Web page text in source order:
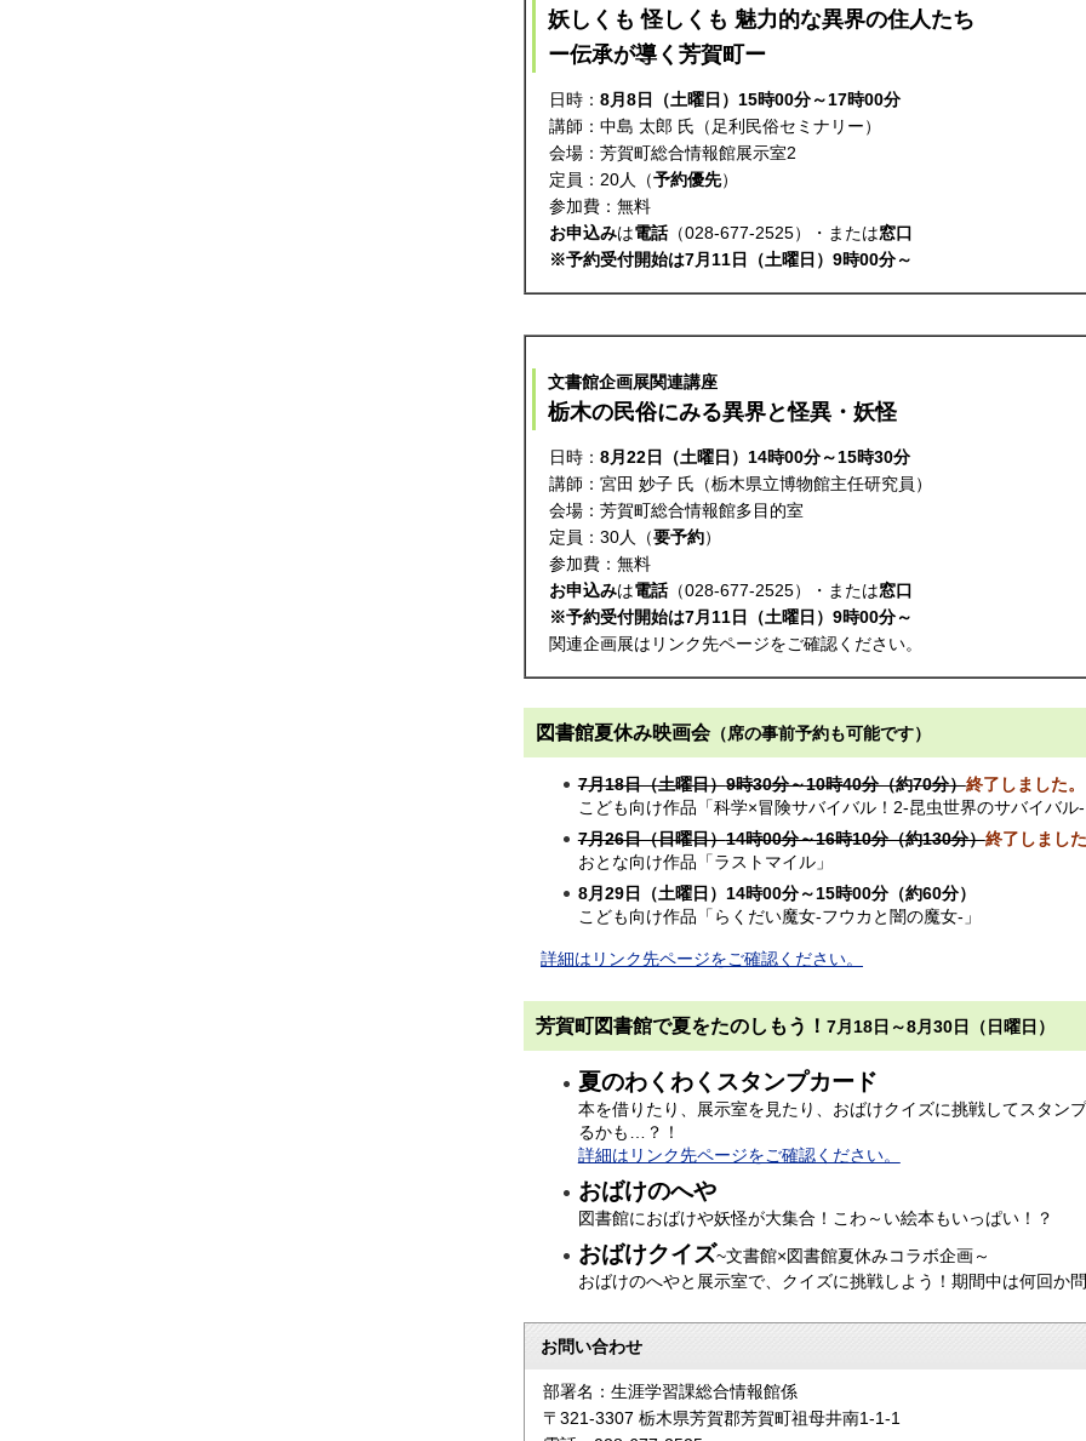
妖しくも 怪しくも 魅力的な異界の住人たち
ー伝承が導く芳賀町ー
日時： 8月8日（土曜日）15時00分～17時00分
講師：中島 太郎 氏（足利民俗セミナリー）
会場：芳賀町総合情報館展示室2
定員：20人（予約優先）
参加費：無料
お申込みは電話（028-677-2525）・または窓口
※予約受付開始は7月11日（土曜日）9時00分～
文書館企画展関連講座
栃木の民俗にみる異界と怪異・妖怪
日時： 8月22日（土曜日）14時00分～15時30分
講師：宮田 妙子 氏（栃木県立博物館主任研究員）
会場：芳賀町総合情報館多目的室
定員：30人（要予約）
参加費：無料
お申込みは電話（028-677-2525）・または窓口
※予約受付開始は7月11日（土曜日）9時00分～
関連企画展はリンク先ページをご確認ください。
図書館夏休み映画会（席の事前予約も可能です）
7月18日（土曜日）9時30分～10時40分（約70分）終了しました。
こども向け作品「科学×冒険サバイバル！2-昆虫世界のサバイバル
7月26日（日曜日）14時00分～16時10分（約130分）終了しまし
おとな向け作品「ラストマイル」
8月29日（土曜日）14時00分～15時00分（約60分）
こども向け作品「らくだい魔女-フウカと闇の魔女-」
詳細はリンク先ページをご確認ください。
芳賀町図書館で夏をたのしもう！ 7月18日～8月30日（日曜日）
夏のわくわくスタンプカード
本を借りたり、展示室を見たり、おばけクイズに挑戦してスタン
るかも…？！
詳細はリンク先ページをご確認ください。
おばけのへや
図書館におばけや妖怪が大集合！こわ～い絵本もいっぱい！？
おばけクイズ~文書館×図書館夏休みコラボ企画～
おばけのへやと展示室で、クイズに挑戦しよう！期間中は何回か
お問い合わせ
部署名：生涯学習課総合情報館係
〒321-3307 栃木県芳賀郡芳賀町祖母井南1-1-1